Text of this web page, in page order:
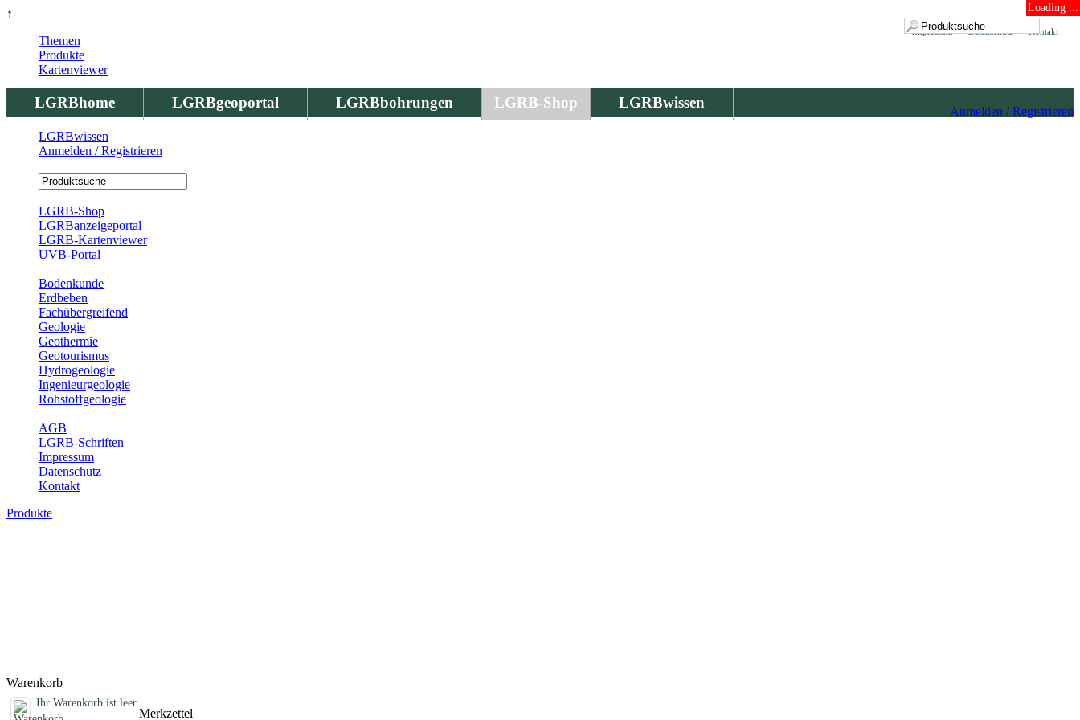
↑ Loading ...
Kontakt
Datenschutz
Impressum
LGRBhome LGRBgeoportal LGRBbohrungen LGRB-Shop LGRBwissen
Anmelden / Registrieren
Themen
Produkte
Kartenviewer
LGRBwissen
Anmelden / Registrieren
LGRB-Shop
LGRBanzeigeportal
LGRB-Kartenviewer
UVB-Portal
Bodenkunde
Erdbeben
Fachübergreifend
Geologie
Geothermie
Geotourismus
Hydrogeologie
Ingenieurgeologie
Rohstoffgeologie
AGB
LGRB-Schriften
Impressum
Datenschutz
Kontakt
Produkte
Warenkorb
Ihr Warenkorb ist leer.
Merkzettel